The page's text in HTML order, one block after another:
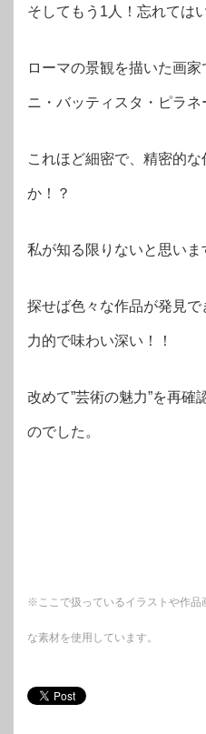
そしてもう1人！忘れては
ローマの景観を描いた画
ニ・バッティスタ・ピラネ
これほど細密で、精密的
か！？
私が知る限りないと思いま
探せば色々な作品が発見
力的で味わい深い！！
改めて”芸術の魅力”を再確
のでした。
※ここで扱っているイラストや作
な素材を使用しています。